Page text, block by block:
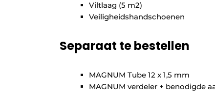
Viltlaag (5 m2)
Veiligheidshandschoenen
Separaat te bestellen
MAGNUM Tube 12 x 1,5 mm
MAGNUM verdeler + benodigde